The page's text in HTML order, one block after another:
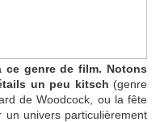
ce genre de film. Notons
un peu kitsch (genre
de Woodcock, ou la fête
univers particulièrement